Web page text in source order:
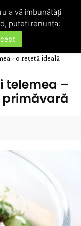
- o rețetă ideală
telemea –
a vă îmbunătăți
puteți renunța: